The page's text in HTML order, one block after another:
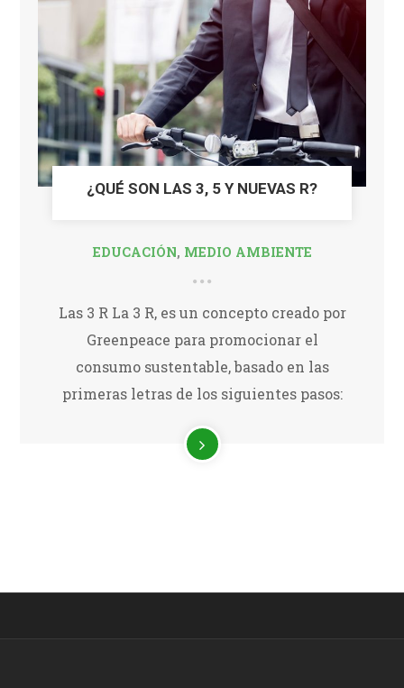
¿QUÉ SON LAS 3, 5 Y NUEVAS R?
EDUCACIÓN, MEDIO AMBIENTE
Las 3 R La 3 R, es un concepto creado por
Greenpeace para promocionar el
consumo sustentable, basado en las
primeras letras de los siguientes pasos: